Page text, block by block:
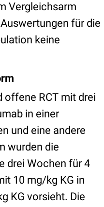
Vergleichsarm
für die
keine
offene RCT mit drei
in einer
und eine andere
wurden die
drei Wochen für 4
10 mg/kg KG in
KG vorsieht. Die